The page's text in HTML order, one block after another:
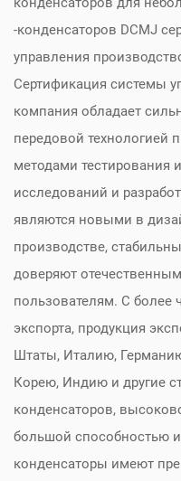
-конденсаторов DCMJ
управления
Сертификация системы
компания обладает
передовой технологией
методами тестирования
исследований и
являются новыми в
производстве,
доверяют
пользователям. С более
экспорта, продукция
Штаты, Италию,
Корею, Индию и другие
конденсаторов,
большой способностью
конденсаторы имеют